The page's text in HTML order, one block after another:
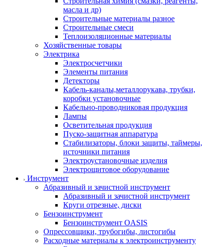
масла и др)
Строительные материалы разное
Строительные смеси
Теплоизоляционные материалы
Хозяйственные товары
Электрика
Электросчетчики
Элементы питания
Детекторы
Кабель-каналы,металлорукава, трубки,
коробки установочные
Кабельно-проводниковая продукция
Лампы
Осветительная продукция
Пуско-защитная аппаратура
Стабилизаторы, блоки защиты, таймеры,
источники питания
Электроустановочные изделия
Электрощитовое оборудование
Инструмент
Абразивный и зачистной инструмент
Абразивный и зачистной инструмент
Круги отрезные, диски
Бензоинструмент
Бензоинструмент OASIS
Опрессовщики, трубогибы, листогибы
Расходные материалы к электроинструменту